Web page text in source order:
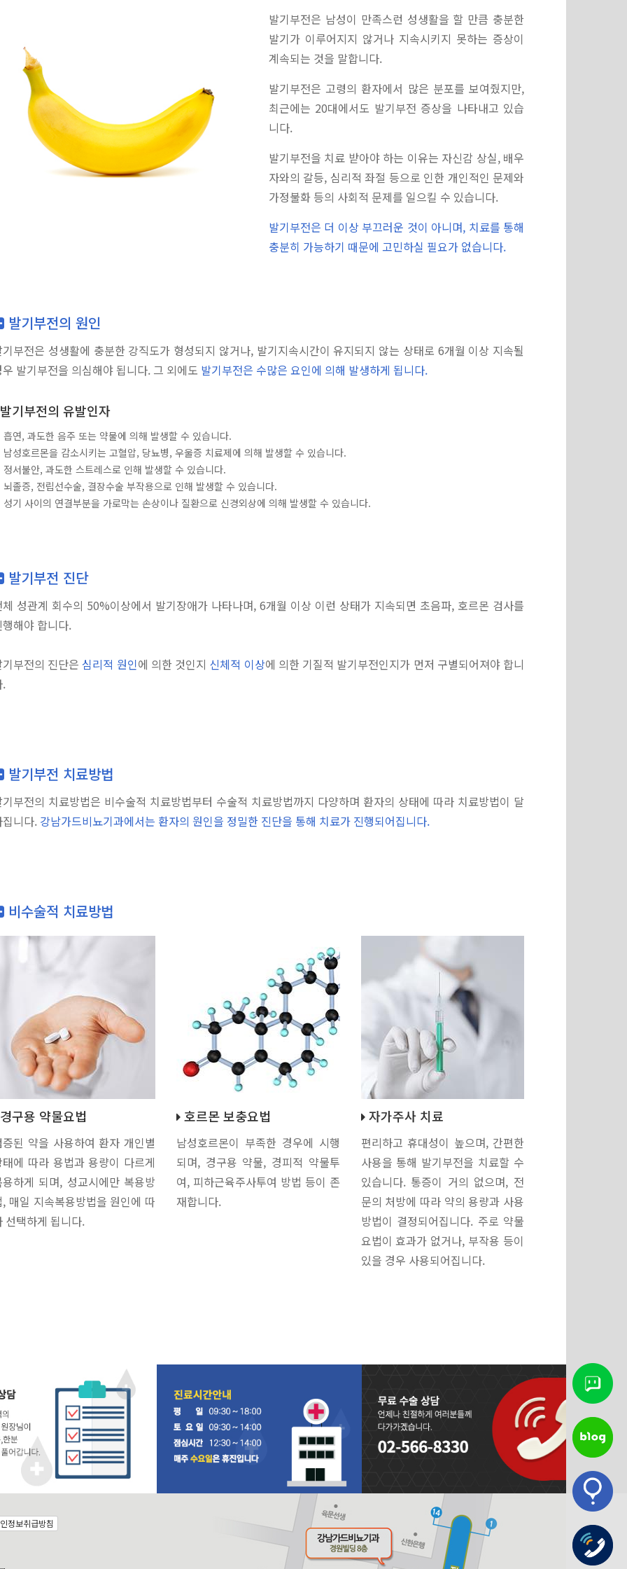
발기부전은 남성이 만족스런 성생활을 할 만큼 충분한
발기가 이루어지지 않거나 지속시키지 못하는 증상이
계속되는 것을 말합니다.
발기부전은 고령의 환자에서 많은 분포를 보여줬지만,
최근에는 20대에서도 발기부전 증상을 나타내고 있습
니다.
발기부전을 치료 받아야 하는 이유는 자신감 상실, 배우
자와의 갈등, 심리적 좌절 등으로 인한 개인적인 문제와
가정불화 등의 사회적 문제를 일으킬 수 있습니다.
발기부전은 더 이상 부끄러운 것이 아니며, 치료를 통해
충분히 가능하기 때문에 고민하실 필요가 없습니다.
발기부전의 원인
부전은 성생활에 충분한 강직도가 형성되지 않거나, 발기지속시간이 유지되지 않는 상태로 6개월 이상 지속될
발기부전을 의심해야 됩니다. 그 외에도 발기부전은 수많은 요인에 의해 발생하게 됩니다.
기부전의 유발인자
흡연, 과도한 음주 또는 약물에 의해 발생할 수 있습니다.
남성호르몬을 감소시키는 고혈압, 당뇨병, 우울증 치료제에 의해 발생할 수 있습니다.
정서불안, 과도한 스트레스로 인해 발생할 수 있습니다.
뇌졸증, 전립선수술, 결장수술 부작용으로 인해 발생할 수 있습니다.
성기 사이의 연결부분을 가로막는 손상이나 질환으로 신경외상에 의해 발생할 수 있습니다.
발기부전 진단
체 성관계 회수의 50%이상에서 발기장애가 나타나며, 6개월 이상 이런 상태가 지속되면 초음파, 호르몬 검사를
해야 합니다.
기부전의 진단은심리적 원인에 의한 것인지 신체적 이상에 의한 기질적 발기부전인지가 먼저 구별되어져야 합니
.
발기부전 치료방법
부전의 치료방법은 비수술적 치료방법부터 수술적 치료방법까지 다양하며 환자의 상태에 따라 치료방법이 달
니다. 강남가드비뇨기과에서는 환자의 원인을 정밀한 진단을 통해 치료가 진행되어집니다.
비수술적 치료방법
구용 약물요법
증된 약을 사용하여 환자 개인별
태에 따라 용법과 용량이 다르게
용하게 되며, 성교시에만 복용방
매일 지속복용방법을 원인에 따
선택하게 됩니다.
호르몬 보충요법
남성호르몬이 부족한 경우에 시행
되며, 경구용 약물, 경피적 약물투
여, 피하근육주사투여 방법 등이 존
재합니다.
자가주사 치료
편리하고 휴대성이 높으며, 간편한
사용을 통해 발기부전을 치료할 수
있습니다. 통증이 거의 없으며, 전
문의 처방에 따라 약의 용량과 사용
방법이 결정되어집니다. 주로 약물
요법이 효과가 없거나, 부작용 등이
있을 경우 사용되어집니다.
정보취급방침